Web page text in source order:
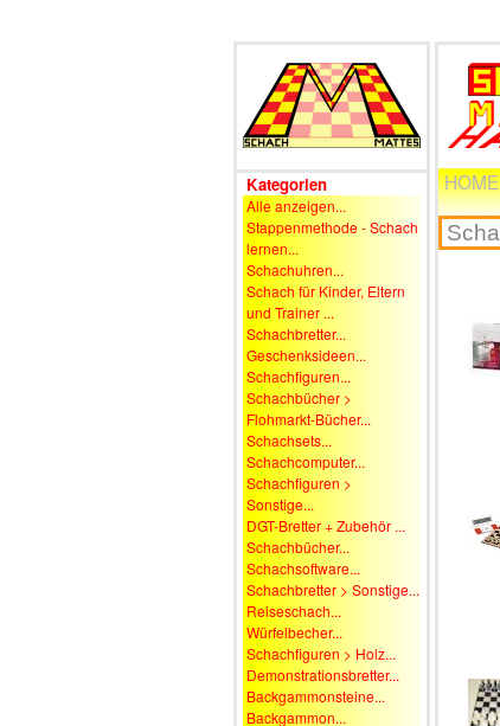
Kategorien
Alle anzeigen...
Stappenmethode - Schach
lernen...
Schachuhren...
Schach für Kinder, Eltern
und Trainer ...
Schachbretter...
Geschenksideen...
Schachfiguren...
Schachbücher >
Flohmarkt-Bücher...
Schachsets...
Schachcomputer...
Schachfiguren >
Sonstige...
DGT-Bretter + Zubehör ...
Schachbücher...
Schachsoftware...
Schachbretter > Sonstige...
Reiseschach...
Würfelbecher...
Schachfiguren > Holz...
Demonstrationsbretter...
Backgammonsteine...
Backgammon...
HOME